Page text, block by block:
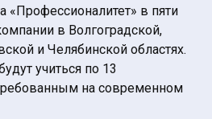
«Профессионалитет» в пяти
в Волгоградской,
и Челябинской областях.
учиться по 13
на современном